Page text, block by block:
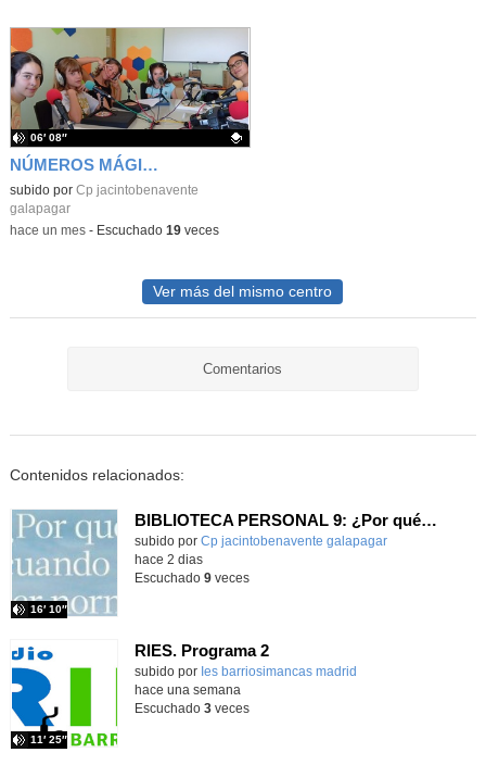
NÚMEROS MÁGICOS
Contenido educativo.
subido por Cp jacintobenavente
galapagar
06′ 08″
-hace un mes- Escuchado 19veces
Ver más del mismo centro
Comentarios
Contenidos relacionados:
BIBLIOTECA PERSONAL 9: ¿Por qué ser feliz cuando puedes ser normal?
Contenido educativo.
subido por Cp jacintobenavente galapagar
16′ 10″
-
hace 2 dias
Escuchado 9veces
RIES. Programa 2
Contenido educativo.
subido por Ies barriosimancas madrid
11′ 25″
hace una semana
Escuchado 3veces